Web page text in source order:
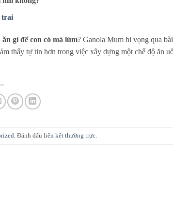
trai
ăn gì để con có má lúm? Ganola Mum hi vọng qua bài
thấy tự tin hơn trong việc xây dựng một chế độ ăn
. Đánh dấu liên kết thường trực.